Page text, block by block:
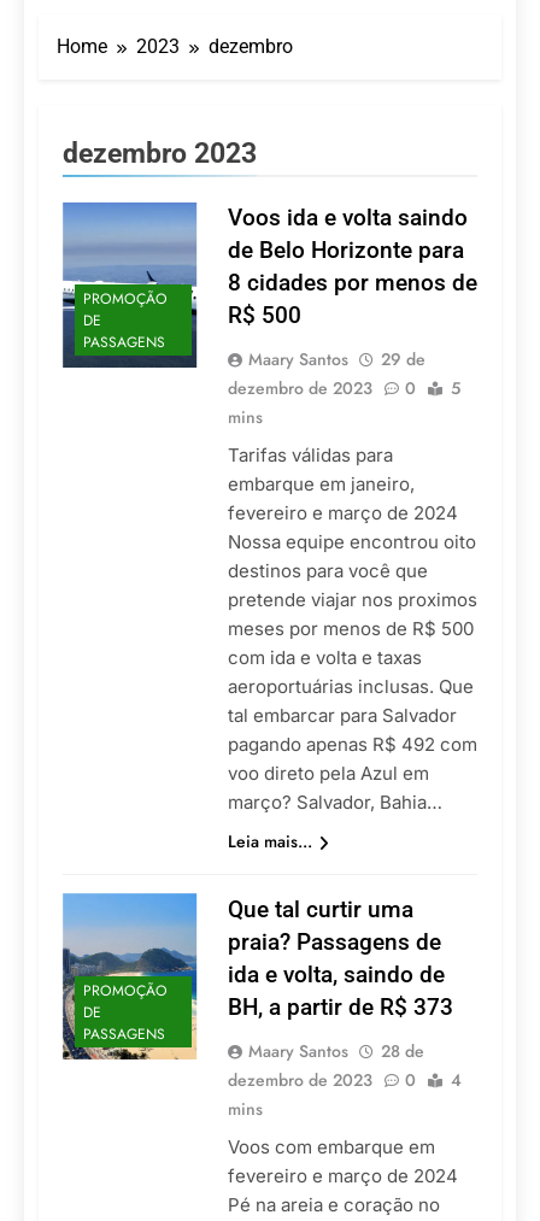
nos aeroportos da
7 De Agosto De 2026
de lazer e corporativo
Executivo com carreira
Balanger assume
comando do Wyndham
São Paulo Ibirapuera
5 De Agosto De 2026
LATAM anuncia 42
rotas na primeira fase
de operação do
Embraer 195-E2
5 De Agosto De 2026
Azul retoma voos
Alegre e Montevidéu
em dezembro
5 De Agosto De 2026
Home 2023 dezembro
dezembro 2023
PROMOÇÃO
DE
PASSAGENS
Voos ida e volta saindo
de Belo Horizonte para
8 cidades por menos de
R$ 500
Maary Santos
29 de
dezembro de 2023
0
5
mins
Tarifas válidas para
embarque em janeiro,
fevereiro e março de 2024
Nossa equipe encontrou oito
destinos para você que
pretende viajar nos proximos
meses por menos de R$ 500
com ida e volta e taxas
aeroportuárias inclusas. Que
tal embarcar para Salvador
pagando apenas R$ 492 com
voo direto pela Azul em
março? Salvador, Bahia…
Leia mais...
PROMOÇÃO
DE
PASSAGENS
Que tal curtir uma
praia? Passagens de
ida e volta, saindo de
BH, a partir de R$ 373
Maary Santos
28 de
dezembro de 2023
0
4
mins
Voos com embarque em
fevereiro e março de 2024
Pé na areia e coração no